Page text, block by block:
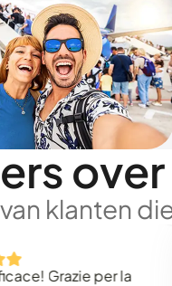
klanten
per la